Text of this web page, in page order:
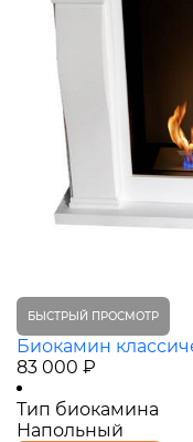
БЫСТРЫЙ ПРОСМОТР
Биокамин
83 000 ₽
Тип биокамина
Напольный